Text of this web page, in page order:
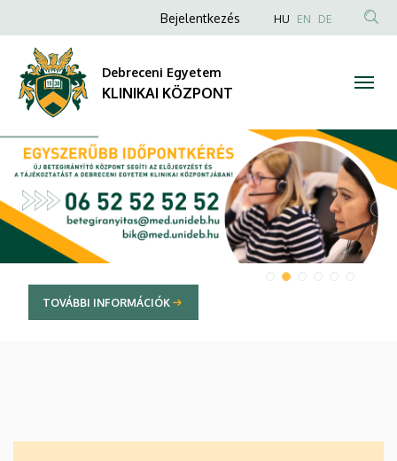
KÖZPONT
Anonim
fiók
menüje
Bejelentkezés HU EN DE
Debreceni Egyetem
KLINIKAI KÖZPONT
DIAVETÍTÉS
INFORMÁCIÓK